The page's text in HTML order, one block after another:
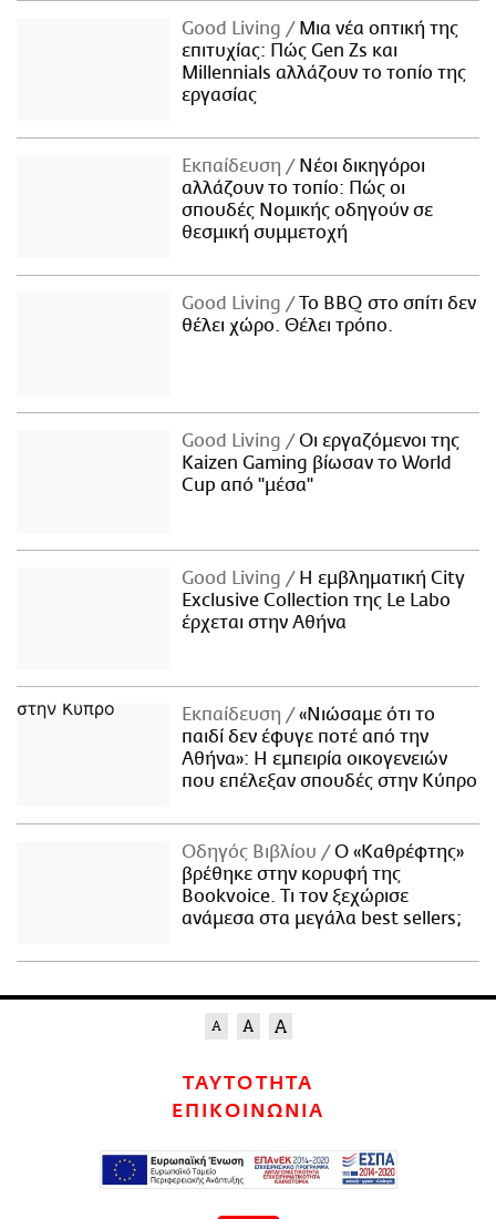
Good Living
Μια νέα οπτική της
επιτυχίας: Πώς Gen Zs και
Millennials αλλάζουν το τοπίο της
εργασίας
Εκπαίδευση
Νέοι δικηγόροι
αλλάζουν το τοπίο: Πώς οι
σπουδές Νομικής οδηγούν σε
θεσμική συμμετοχή
Good Living
Το BBQ στο σπίτι δεν
θέλει χώρο. Θέλει τρόπο.
Good Living
Οι εργαζόμενοι της
Kaizen Gaming βίωσαν το World
Cup από "μέσα"
Good Living
Η εμβληματική City
Exclusive Collection της Le Labo
έρχεται στην Αθήνα
Εκπαίδευση
«Νιώσαμε ότι το
παιδί δεν έφυγε ποτέ από την
Αθήνα»: Η εμπειρία οικογενειών
που επέλεξαν σπουδές στην Κύπρο
Οδηγός Βιβλίου
Ο «Καθρέφτης»
βρέθηκε στην κορυφή της
Bookvoice. Τι τον ξεχώρισε
ανάμεσα στα μεγάλα best sellers;
ΤΑΥΤΟΤΗΤΑ
ΕΠΙΚΟΙΝΩΝΙΑ